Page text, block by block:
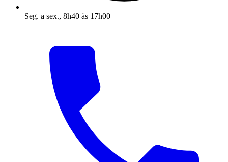
Seg. a sex., 8h40 às 17h00